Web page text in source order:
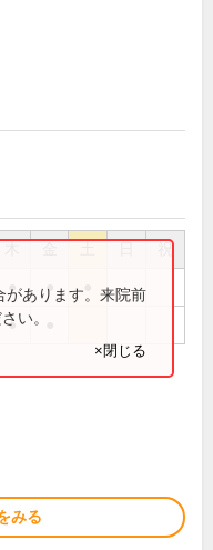
祝
● ●
●
があります。来院前
い。
×閉じる
みる